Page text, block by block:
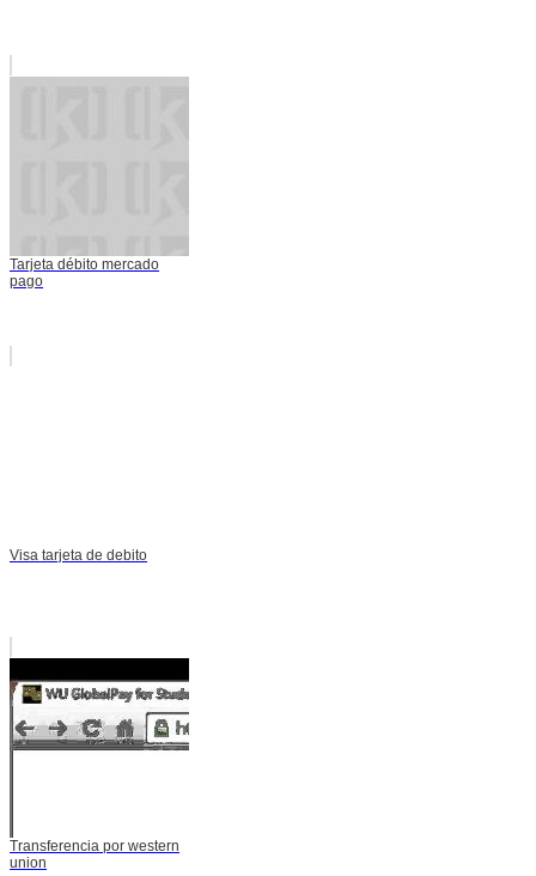
Tarjeta débito mercado
pago
Visa tarjeta de debito
Transferencia por western
union